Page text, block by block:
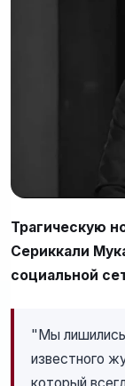
Трагическую
Сериккали
социальной
"Мы лишились
известного